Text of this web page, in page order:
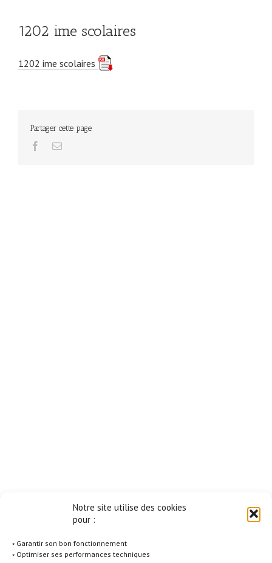
Notre site utilise des cookies
pour :
◦ Garantir son bon fonctionnement
◦ Optimiser ses performances techniques
1202 ime scolaires
1202 ime scolaires
Partager cette page